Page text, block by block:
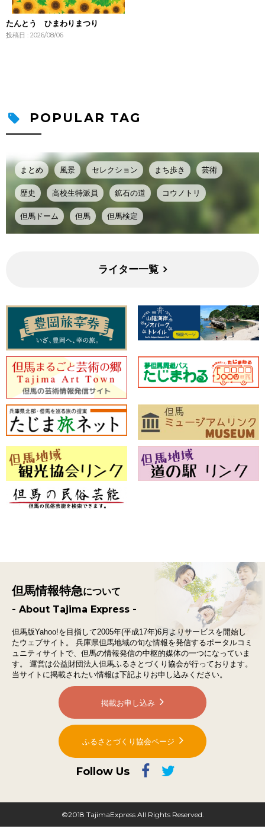
たんとう ひまわりまつり
投稿日 : 2026/08/06
POPULAR TAG
まとめ 風景 セレクション まち歩き 芸術
歴史 高校生特派員 鉱石の道 コウノトリ
但馬ドーム 但馬 但馬検定
ライター一覧
但馬情報特急について
- About Tajima Express -
但馬版Yahoo!を目指して2005年(平成17年)6月よりサービスを開始し
たウェブサイト。
兵庫県但馬地域の旬な情報を発信するポータルコミ
ュニティサイトで、 但馬の情報発信の中枢的媒体の一つになっていま
す。
運営は公益財団法人但馬ふるさとづくり協会が行っております。
当サイトに掲載されたい情報は下記よりお申し込みください。
掲載お申し込み
ふるさとづくり協会ページ
Follow Us
©2018 TajimaExpress All Rights Reserved.